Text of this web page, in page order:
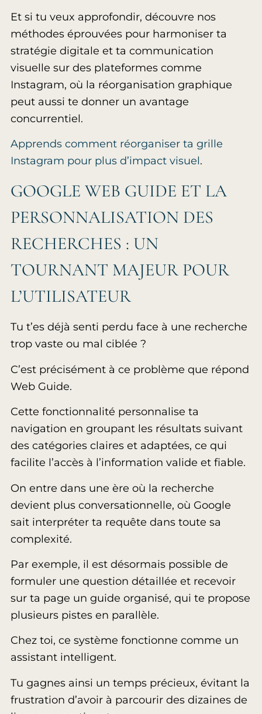
Et si tu veux approfondir, découvre nos
méthodes éprouvées pour harmoniser ta
stratégie digitale et ta communication
visuelle sur des plateformes comme
Instagram, où la réorganisation graphique
peut aussi te donner un avantage
concurrentiel.
Apprends comment réorganiser ta grille
Instagram pour plus d’impact visuel.
GOOGLE WEB GUIDE ET LA
PERSONNALISATION DES
RECHERCHES : UN
TOURNANT MAJEUR POUR
L’UTILISATEUR
Tu t’es déjà senti perdu face à une recherche
trop vaste ou mal ciblée ?
C’est précisément à ce problème que répond
Web Guide.
Cette fonctionnalité personnalise ta
navigation en groupant les résultats suivant
des catégories claires et adaptées, ce qui
facilite l’accès à l’information valide et fiable.
On entre dans une ère où la recherche
devient plus conversationnelle, où Google
sait interpréter ta requête dans toute sa
complexité.
Par exemple, il est désormais possible de
formuler une question détaillée et recevoir
sur ta page un guide organisé, qui te propose
plusieurs pistes en parallèle.
Chez toi, ce système fonctionne comme un
assistant intelligent.
Tu gagnes ainsi un temps précieux, évitant la
frustration d’avoir à parcourir des dizaines de